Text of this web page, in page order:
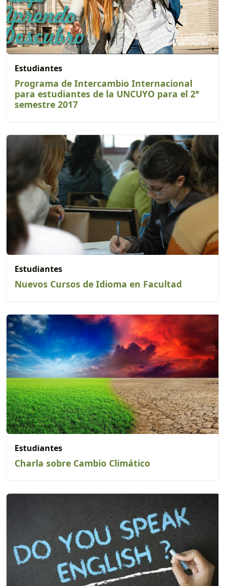
Estudiantes
Programa de Intercambio Internacional
para estudiantes de la UNCUYO para el 2°
semestre 2017
Estudiantes
Nuevos Cursos de Idioma en Facultad
Estudiantes
Charla sobre Cambio Climático